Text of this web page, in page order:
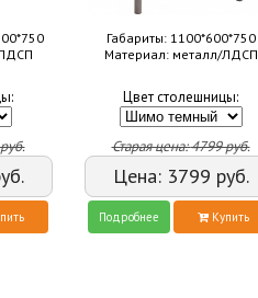
Габариты: 1100*600*750
Материал: металл/ЛДСП
Цвет столешницы:
Старая цена:4799руб.
Цена: 3799 руб.
Подробнее Купить